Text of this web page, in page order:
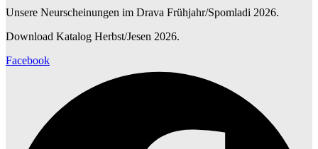
Unsere Neurscheinungen im Drava Frühjahr/Spomladi 2026.
Download Katalog Herbst/Jesen 2026.
Facebook